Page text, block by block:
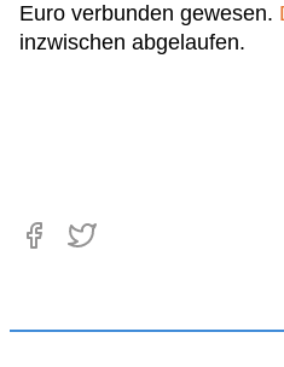
Euro verbunden gewesen.
inzwischen abgelaufen.